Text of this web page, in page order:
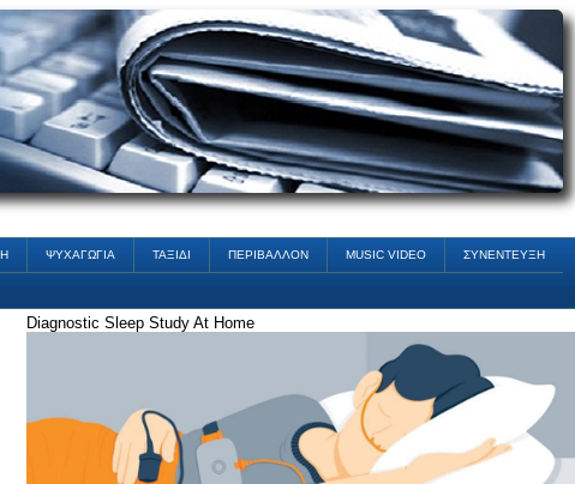
ΨΥΧΑΓΩΓΙΑ ΤΑΞΙΔΙ ΠΕΡΙΒΑΛΛΟΝ MUSIC VIDEO ΣΥΝΕΝΤΕΥΞΗ
Diagnostic Sleep Study At Home